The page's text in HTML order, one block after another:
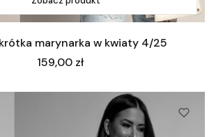
marynarka w kwiaty 4/25
Cena
159,00 zł